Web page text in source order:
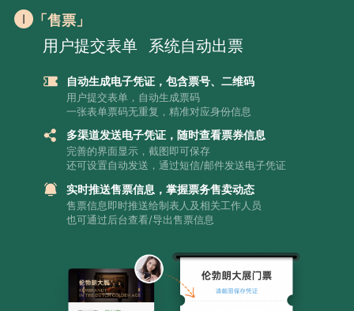
「售票」
用户提交表单 系统自动出票
自动生成电子凭证，包含票号、二维码
用户提交表单，自动生成票码
一张表单票码无重复，精准对应身份信息
多渠道发送电子凭证，随时查看票券信息
完善的界面显示，截图即可保存
还可设置自动发送，通过短信/邮件发送电子凭证
实时推送售票信息，掌握票务售卖动态
售票信息即时推送给制表人及相关工作人员
也可通过后台查看/导出售票信息